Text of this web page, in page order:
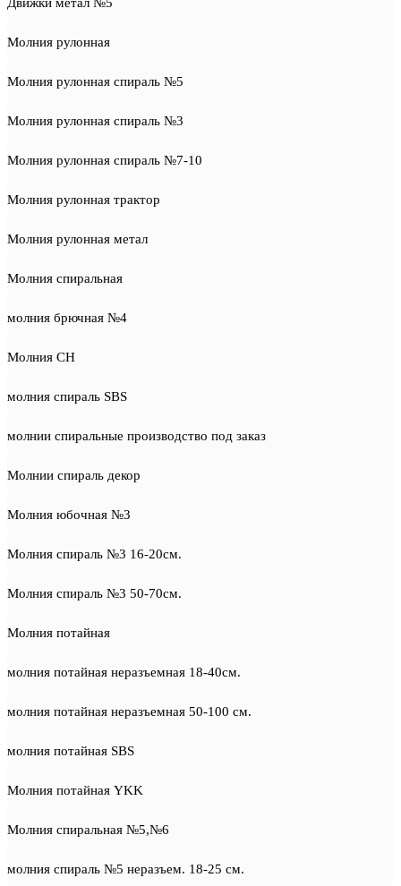
Молния рулонная
Молния рулонная спираль №5
Молния рулонная спираль №3
Молния рулонная спираль №7-10
Молния рулонная трактор
Молния рулонная метал
Молния спиральная
молния брючная №4
Молния СН
молния спираль SBS
молнии спиральные производство под заказ
Молнии спираль декор
Молния юбочная №3
Молния спираль №3 16-20см.
Молния спираль №3 50-70см.
Молния потайная
молния потайная неразъемная 18-40см.
молния потайная неразъемная 50-100 см.
молния потайная SBS
Молния потайная YKK
Молния спиральная №5,№6
молния спираль №5 неразъем. 18-25 см.